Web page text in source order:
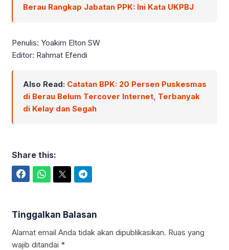
Berau Rangkap Jabatan PPK: Ini Kata UKPBJ
Penulis: Yoakim Elton SW
Editor: Rahmat Efendi
Also Read: Catatan BPK: 20 Persen Puskesmas
di Berau Belum Tercover Internet, Terbanyak
di Kelay dan Segah
Share this:
Tinggalkan Balasan
Alamat email Anda tidak akan dipublikasikan. Ruas yang
wajib ditandai *